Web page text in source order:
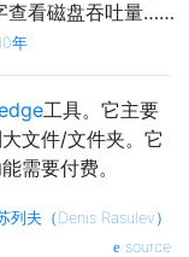
查看磁盘吞吐量……
年
工具。它主要
文件/文件夹。它
需要付费。
列夫（Denis Rasulev）
source